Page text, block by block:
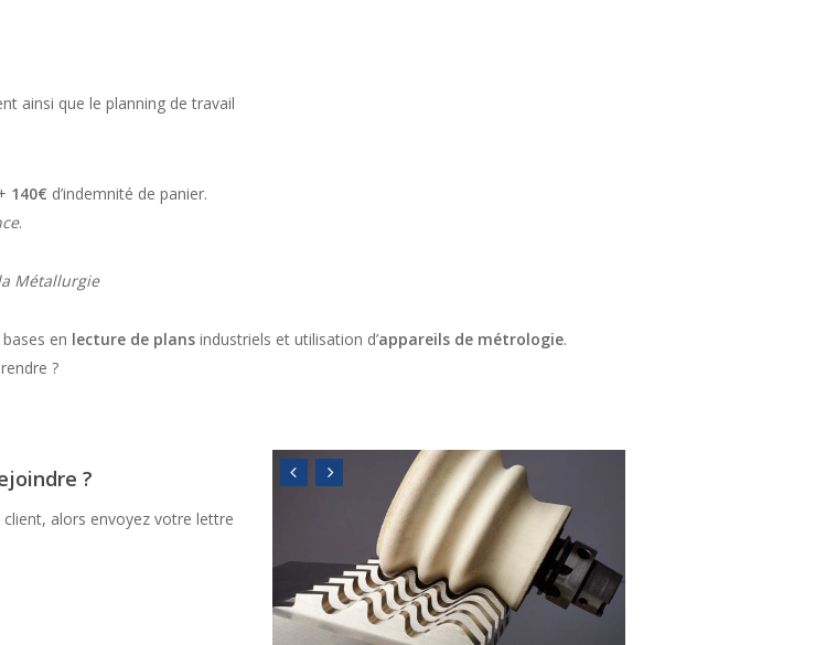
ainsi que le planning de travail
140€ d’indemnité de panier.
.
Métallurgie
en lecture de plans industriels et utilisation d’appareils de métrologie.
?
?
alors envoyez votre lettre